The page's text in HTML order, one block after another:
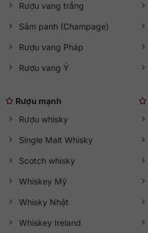
Rượu vang trắng
Sâm panh (Champage)
Rượu vang Pháp
Rượu vang Ý
Rượu mạnh
Rượu whisky
Single Malt Whisky
Scotch whisky
Whiskey Mỹ
Whisky Nhật
Whiskey Ireland